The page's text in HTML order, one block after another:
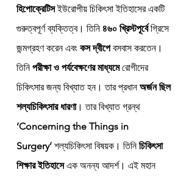
হিপোক্রেটিস ইউরোপীয় চিকিৎসা ইতিহাসের একটি
গুরুত্বপূর্ণ ব্যক্তিত্ব। তিনি ৪৬০ খ্রিস্টপূর্বে গ্রিসে
জন্মগ্রহণ করেন এবং কস দ্বীপে বসবাস করতেন।
তিনি পরীক্ষা ও পর্যবেক্ষণের মাধ্যমে রোগীদের
চিকিৎসার জন্য বিখ্যাত হন। তার প্রধান অর্জন ছিল
শল্যচিকিৎসার ধারণা। তার বিখ্যাত গ্রন্থ
‘Concerning the Things in
Surgery’ শল্যচিকিৎসা বিষয়ক। তিনি চিকিৎসা
শিক্ষার ইতিহাসে এক অনন্য আদর্শ। এই মহান